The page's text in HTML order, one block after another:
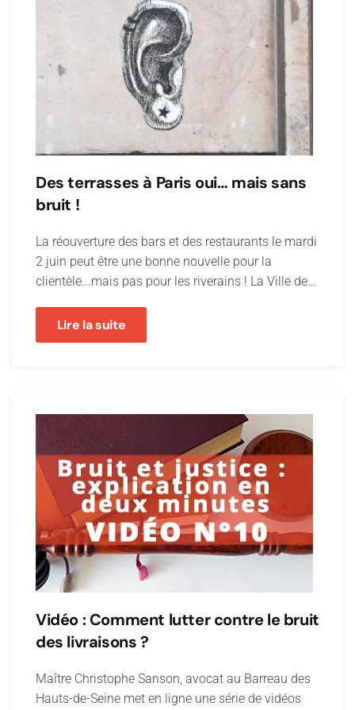
Des terrasses à Paris oui… mais sans
bruit !
La réouverture des bars et des restaurants le mardi
2 juin peut être une bonne nouvelle pour la
clientèle...mais pas pour les riverains ! La Ville de…
Lire la suite
Vidéo : Comment lutter contre le bruit
des livraisons ?
Maître Christophe Sanson, avocat au Barreau des
Hauts-de-Seine met en ligne une série de vidéos